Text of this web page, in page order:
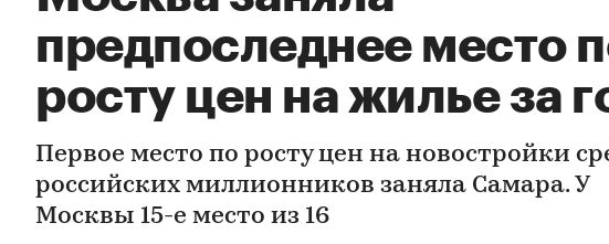
предпоследнее место
росту цен на жилье за
Первое место по росту цен на новостройки
российских миллионников заняла Самара. У
Москвы 15-е место из 16